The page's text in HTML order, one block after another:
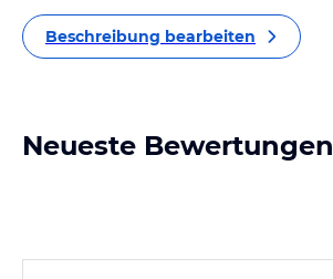
Beschreibung bearbeiten
Neueste Bewertungen